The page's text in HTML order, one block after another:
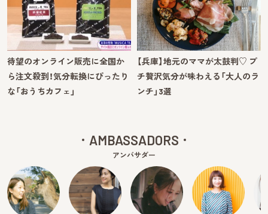
待望のオンライン販売に全国か
ら注文殺到！気分転換にぴったり
な「おうちカフェ」
【兵庫】地元のママが太鼓判♡ プ
チ贅沢気分が味わえる「大人のラ
ンチ」3選
AMBASSADORS
アンバサダー